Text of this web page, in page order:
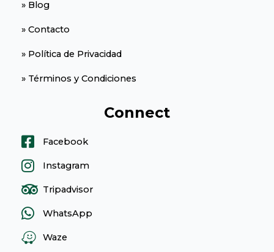
» Blog
» Contacto
» Política de Privacidad
» Términos y Condiciones
Connect
Facebook
Instagram
Tripadvisor
WhatsApp
Waze